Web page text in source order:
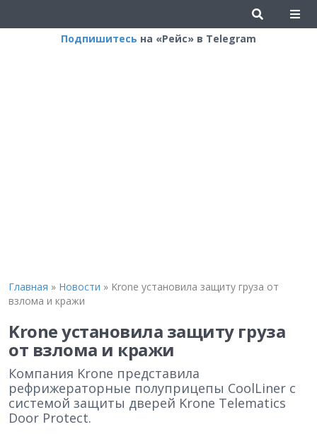
Подпишитесь на «Рейс» в Telegram
Главная » Новости » Krone установила защиту груза от
взлома и кражи
Krone установила защиту груза
от взлома и кражи
Компания Krone представила
рефрижераторные полуприцепы CoolLiner с
системой защиты дверей Krone Telematics
Door Protect.